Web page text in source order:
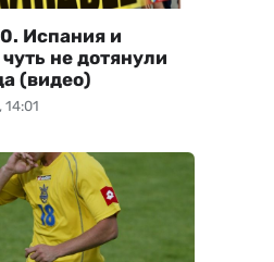
Испания и
не дотянули
(видео)